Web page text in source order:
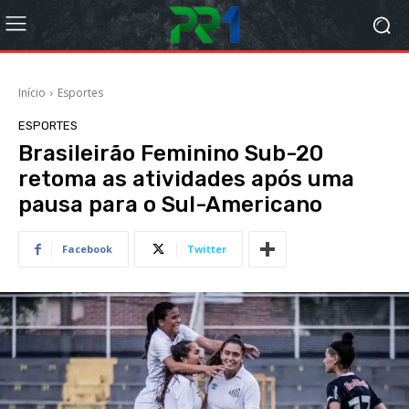
Início Esportes
ESPORTES
Brasileirão Feminino Sub-20
retoma as atividades após uma
pausa para o Sul-Americano
Facebook Twitter